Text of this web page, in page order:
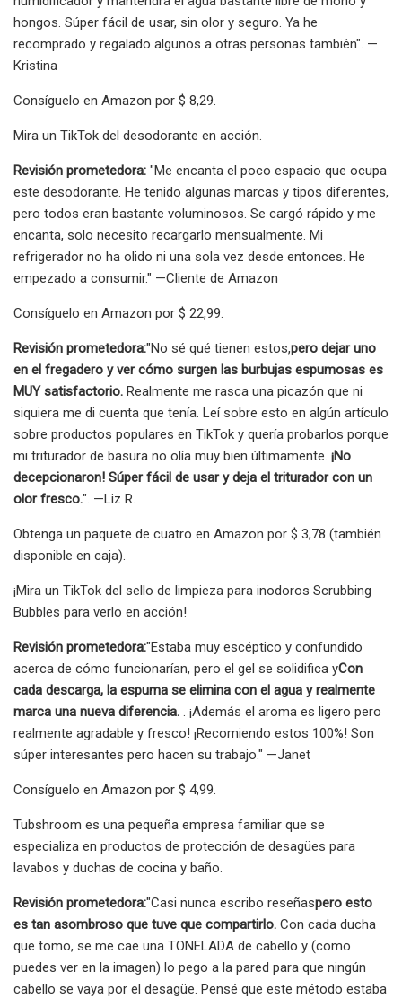
hongos. Súper fácil de usar, sin olor y seguro. Ya he
recomprado y regalado algunos a otras personas también". —
Kristina
Consíguelo en Amazon por $ 8,29.
Mira un TikTok del desodorante en acción.
Revisión prometedora: "Me encanta el poco espacio que ocupa
este desodorante. He tenido algunas marcas y tipos diferentes,
pero todos eran bastante voluminosos. Se cargó rápido y me
encanta, solo necesito recargarlo mensualmente. Mi
refrigerador no ha olido ni una sola vez desde entonces. He
empezado a consumir." —Cliente de Amazon
Consíguelo en Amazon por $ 22,99.
Revisión prometedora:"No sé qué tienen estos,pero dejar uno
en el fregadero y ver cómo surgen las burbujas espumosas es
MUY satisfactorio. Realmente me rasca una picazón que ni
siquiera me di cuenta que tenía. Leí sobre esto en algún artículo
sobre productos populares en TikTok y quería probarlos porque
mi triturador de basura no olía muy bien últimamente. ¡No
decepcionaron! Súper fácil de usar y deja el triturador con un
olor fresco.". —Liz R.
Obtenga un paquete de cuatro en Amazon por $ 3,78 (también
disponible en caja).
¡Mira un TikTok del sello de limpieza para inodoros Scrubbing
Bubbles para verlo en acción!
Revisión prometedora:"Estaba muy escéptico y confundido
acerca de cómo funcionarían, pero el gel se solidifica yCon
cada descarga, la espuma se elimina con el agua y realmente
marca una nueva diferencia. . ¡Además el aroma es ligero pero
realmente agradable y fresco! ¡Recomiendo estos 100%! Son
súper interesantes pero hacen su trabajo." —Janet
Consíguelo en Amazon por $ 4,99.
Tubshroom es una pequeña empresa familiar que se
especializa en productos de protección de desagües para
lavabos y duchas de cocina y baño.
Revisión prometedora:"Casi nunca escribo reseñaspero esto
es tan asombroso que tuve que compartirlo. Con cada ducha
que tomo, se me cae una TONELADA de cabello y (como
puedes ver en la imagen) lo pego a la pared para que ningún
cabello se vaya por el desagüe. Pensé que este método estaba